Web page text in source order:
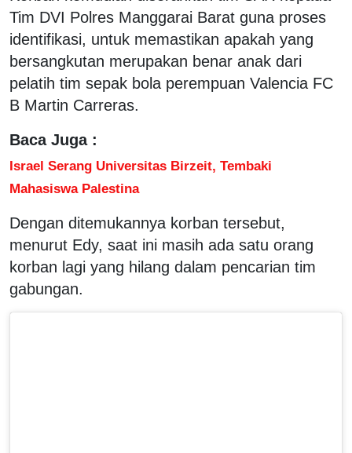
Tim DVI Polres Manggarai Barat guna proses
identifikasi, untuk memastikan apakah yang
bersangkutan merupakan benar anak dari
pelatih tim sepak bola perempuan Valencia FC
B Martin Carreras.
Baca Juga :
Israel Serang Universitas Birzeit, Tembaki
Mahasiswa Palestina
Dengan ditemukannya korban tersebut,
menurut Edy, saat ini masih ada satu orang
korban lagi yang hilang dalam pencarian tim
gabungan.